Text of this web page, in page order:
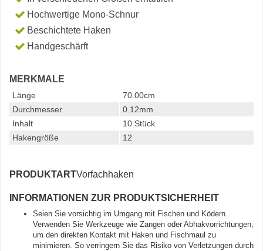
Hochwertige Mono-Schnur
Beschichtete Haken
Handgeschärft
MERKMALE
Länge
70.00cm
Durchmesser
0.12mm
Inhalt
10 Stück
Hakengröße
12
PRODUKTARTVorfachhaken
INFORMATIONEN ZUR PRODUKTSICHERHEIT
Seien Sie vorsichtig im Umgang mit Fischen und Ködern.
Verwenden Sie Werkzeuge wie Zangen oder Abhakvorrichtungen,
um den direkten Kontakt mit Haken und Fischmaul zu
minimieren. So verringern Sie das Risiko von Verletzungen durch